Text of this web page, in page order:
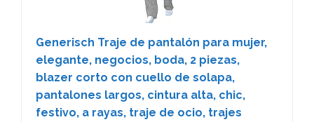
Generisch Traje de pantalón para mujer,
elegante, negocios, boda, 2 piezas,
blazer corto con cuello de solapa,
pantalones largos, cintura alta, chic,
festivo, a rayas, traje de ocio, trajes